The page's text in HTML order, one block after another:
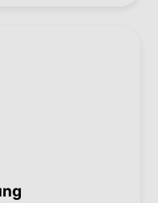
um nicht
vorhalten zu
zu senken